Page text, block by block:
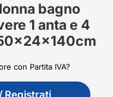
bagno
1 anta e 4
con Partita IVA?
Registrati